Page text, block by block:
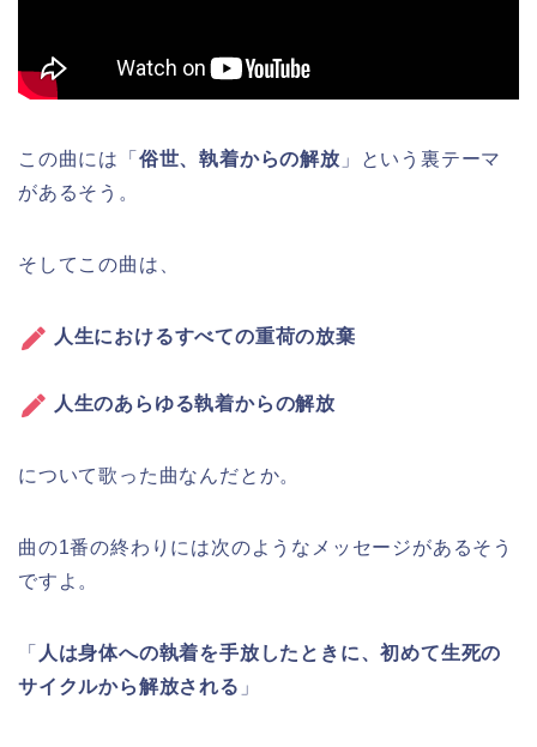
この曲には「 俗世、執着からの解放 」という裏テーマ
があるそう。
そしてこの曲は、
人生におけるすべての重荷の放棄
人生のあらゆる執着からの解放
について歌った曲なんだとか。
曲の1番の終わりには次のようなメッセージがあるそう
ですよ。
「 人は身体への執着を手放したときに、初めて生死の
サイクルから解放される 」